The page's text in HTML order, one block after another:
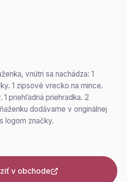
vnútri sa nachádza: 1
1 zipsové vrecko na mince.
1 priehľadná priehradka. 2
dodávame v originálnej
logom značky.
v obchode